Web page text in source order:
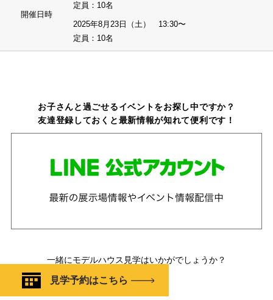
開催日時
定員：10名
2025年8月23日（土） 13:30〜
定員：10名
お子さんと過ごせるイベントをお探し中ですか？
友達登録しておくと最新情報が知れて便利です！
一緒にモデルハウス見学はいかがでしょうか？
見学予約はこちら